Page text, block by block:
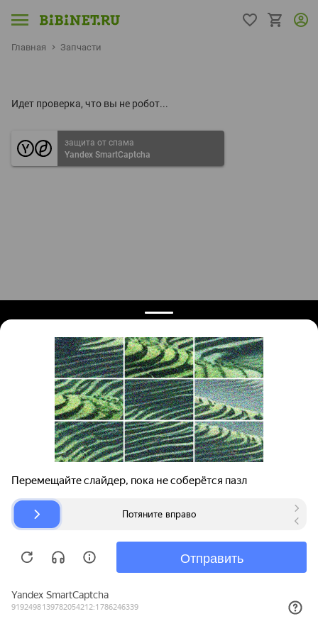
Главная Запчасти
Идет проверка, что вы не робот...
защита от спама
Yandex SmartCaptcha
Поиск запчастей
Для автокомпаний
Авторазборки
О проекте
Помощь
Карта сайта
© bibinet.ru - система поиска запчастей,
Copyright 2010-2026 Все права защищены